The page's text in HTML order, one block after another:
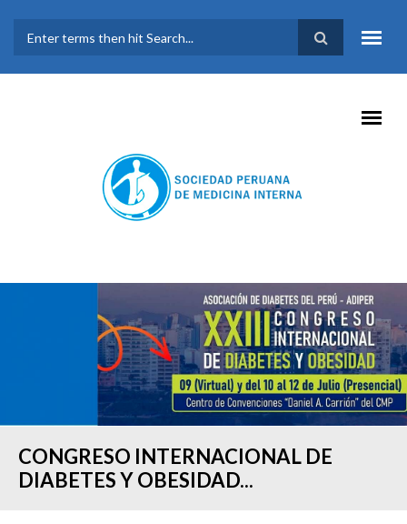
FORMULARIO DE
BÚSQUEDA
CONGRESO INTERNACIONAL DE
DIABETES Y OBESIDAD...